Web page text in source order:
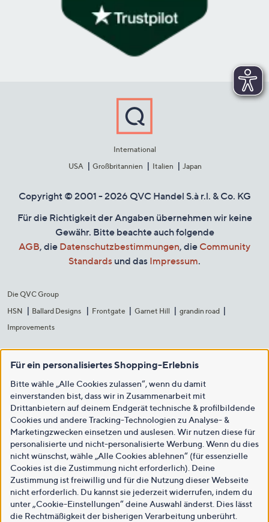
International
USA
Großbritannien Italien Japan
Copyright © 2001 - 2026 QVC Handel S.à r.l. & Co. KG
Für die Richtigkeit der Angaben übernehmen wir keine
Gewähr. Bitte beachte auch folgende
AGB, die Datenschutzbestimmungen, die Community
Standards und das Impressum.
Die QVC Group
HSN
Ballard Designs Frontgate Garnet Hill
grandin road
Improvements
Für ein personalisiertes Shopping-Erlebnis
Bitte wähle „Alle Cookies zulassen“, wenn du damit
einverstanden bist, dass wir in Zusammenarbeit mit
Drittanbietern auf deinem Endgerät technische & profilbildende
Cookies und andere Tracking-Technologien zu Analyse- &
Marketingzwecken einsetzen und auslesen. Wir nutzen diese für
personalisierte und nicht-personalisierte Werbung. Wenn du dies
nicht wünschst, wähle „Alle Cookies ablehnen“ (für essenzielle
Cookies ist die Zustimmung nicht erforderlich). Deine
Zustimmung ist freiwillig und für die Nutzung dieser Webseite
nicht erforderlich. Du kannst sie jederzeit widerrufen, indem du
unter „Cookie-Einstellungen“ deine Auswahl änderst. Dies lässt
die Rechtmäßigkeit der bisherigen Verarbeitung unberührt.